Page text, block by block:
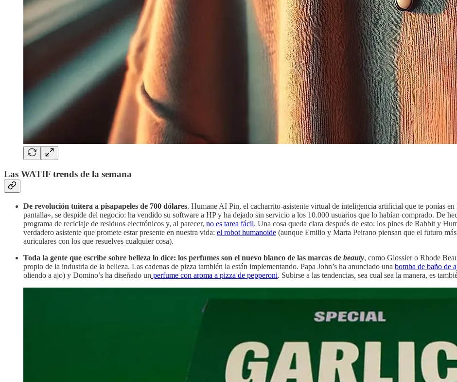
Las WATIF trends de la semana
De revolución tuitera a pisapapeles de 700 dólares. Humane AI Pin, el cacharrito-asistente virtual de inteligencia artificial que te ponías
pantalla», se despide del negocio: ha vendido su software a HP y ha dejado sin servicio a los 10.000 usuarios que lo habían comprado. De
programa de reciclaje de residuos electrónicos y, al parecer, no es tarea fácil. Una cosa queda clara después de esto: los pines de Rabbit y
verdadero asistente que promete estar presente en nuestra vida: el robot humanoide (aunque Emilio y Marta Peirano piensan que el futuro
auriculares con los que resuelves cualquier cosa).
Toda la gente que escribe sobre belleza lo dice: los perfumes son el nuevo blanco de las marcas de beauty, como Glossier o Rhode
propio de la industria de la belleza. Las cadenas de pizza también la están implementando. Papa John’s ha anunciado una bomba de baño de
oliendo a ajo) y Domino’s ha diseñado un perfume con aroma a pizza de pepperoni. Subirse a las tendencias, sea cual sea la manera, es